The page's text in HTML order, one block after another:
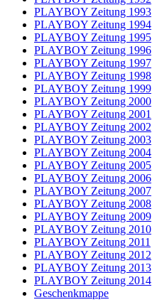
PLAYBOY Zeitung 1993
PLAYBOY Zeitung 1994
PLAYBOY Zeitung 1995
PLAYBOY Zeitung 1996
PLAYBOY Zeitung 1997
PLAYBOY Zeitung 1998
PLAYBOY Zeitung 1999
PLAYBOY Zeitung 2000
PLAYBOY Zeitung 2001
PLAYBOY Zeitung 2002
PLAYBOY Zeitung 2003
PLAYBOY Zeitung 2004
PLAYBOY Zeitung 2005
PLAYBOY Zeitung 2006
PLAYBOY Zeitung 2007
PLAYBOY Zeitung 2008
PLAYBOY Zeitung 2009
PLAYBOY Zeitung 2010
PLAYBOY Zeitung 2011
PLAYBOY Zeitung 2012
PLAYBOY Zeitung 2013
PLAYBOY Zeitung 2014
Geschenkmappe